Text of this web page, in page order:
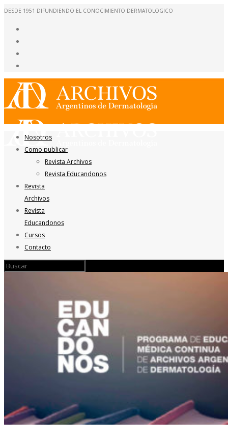
DESDE 1951 DIFUNDIENDO EL CONOCIMIENTO DERMATOLOGICO
Nosotros
Como publicar
Revista Archivos
Revista Educandonos
Revista
Archivos
Revista
Educandonos
Cursos
Contacto